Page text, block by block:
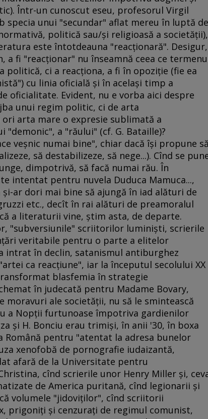
Într-un cunoscut eseu, profesorul Virgil
specia unui "secundar" aflat mereu în luptă de
politică sau/şi religioasă a societăţii),
este întotdeauna "reacţionară". Desigur,
fi "reacţionar" nu înseamnă ceea ce
politică, ci a reacţiona, a fi în opoziţie (fie ea
cu linia oficială şi în acelaşi timp a
oficialitate. Evident, nu e vorba aici despre
unui regim politic, ci de arta
arta mare o expresie sublimată a
a "răului" (cf. G. Bataille)?
veşnic numai bine", chiar dacă îşi propune să
să destabilizeze, să nege...). Cînd se
dimpotrivă, să facă numai rău. În
intentat pentru nuvela Duduca Mamuca...,
ar dori mai bine să ajungă în iad alături de
etc., decît în rai alături de preamoralul
a literaturii vine, ştim asta, de departe.
"subversiunile" scriitorilor luminişti, scrierile
veritabile pentru o parte a elitelor
intrat în declin, satanismul antiburghez
ca reacţiune", iar la începutul secolului XX
blasfemia în strategie
în judecată pentru Madame Bovary,
ale societăţii, nu să le smintească
a Nopţii furtunoase împotriva gardienilor
şi H. Bonciu erau trimişi, în anii '30, în boxa
Română pentru "atentat la adresa bunelor
xenofobă de pornografie iudaizantă,
afară de la Universitate pentru
cînd scrierile unor Henry Miller şi,
de America puritană, cînd legionarii şi
volumele "jidoviţilor", cînd scriitorii
prigoniţi şi cenzuraţi de regimul comunist,